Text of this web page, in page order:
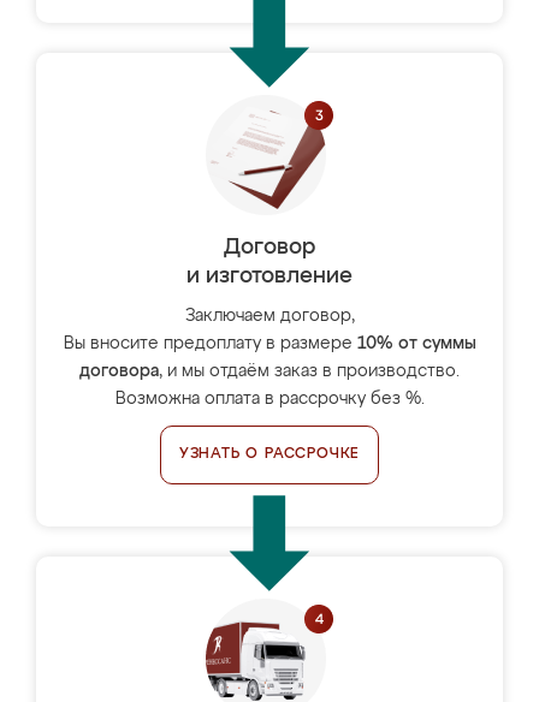
Договор
и изготовление
Заключаем договор,
Вы вносите предоплату в размере 10% от суммы
договора, и мы отдаём заказ в производство.
Возможна оплата в рассрочку без %.
УЗНАТЬ О РАССРОЧКЕ